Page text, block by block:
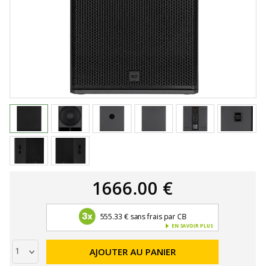
1666.00 €
555.33 € sans frais par CB
EN SAVOIR PLUS
AJOUTER AU PANIER